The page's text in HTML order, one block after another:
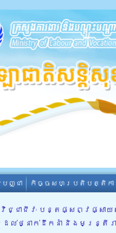
ញ្ជា កិច្ចសហប្រតិបត្តិកា
លវិជ្ជាជីវៈ បន្តផ្សព្
ដល់ថ្នាក់ដឹកនាំ និងមន្រ្តីរ